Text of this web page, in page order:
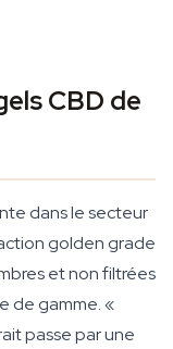
CBD de
dans le secteur
golden grade
et non filtrées
de gamme. «
passe par une